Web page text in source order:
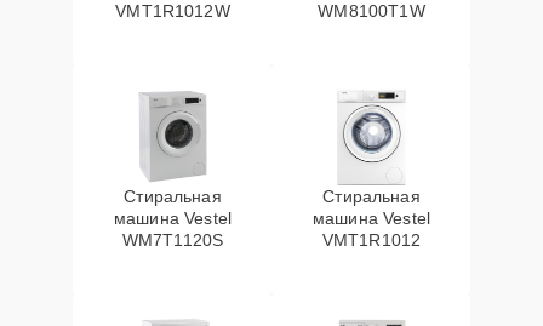
VMT1R1012W
WM8100T1W
Стиральная
машина Vestel
WM7T1120S
Стиральная
машина Vestel
VMT1R1012